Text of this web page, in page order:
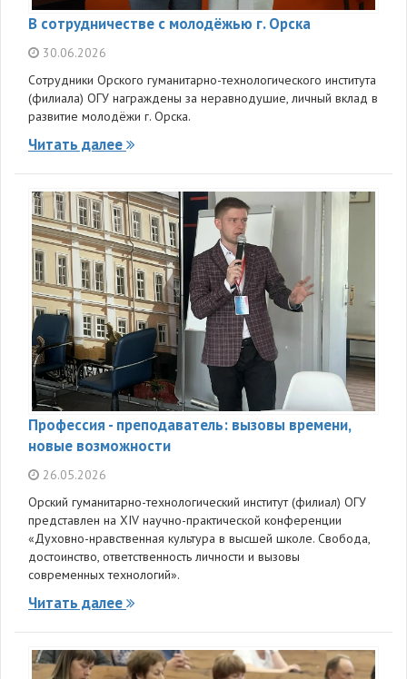
В сотрудничестве с молодёжью г. Орска
30.06.2026
Сотрудники Орского гуманитарно-технологического института
(филиала) ОГУ награждены за неравнодушие, личный вклад в
развитие молодёжи г. Орска.
Читать далее
Профессия - преподаватель: вызовы времени,
новые возможности
26.05.2026
Орский гуманитарно-технологический институт (филиал) ОГУ
представлен на XIV научно-практической конференции
«Духовно-нравственная культура в высшей школе. Свобода,
достоинство, ответственность личности и вызовы
современных технологий».
Читать далее